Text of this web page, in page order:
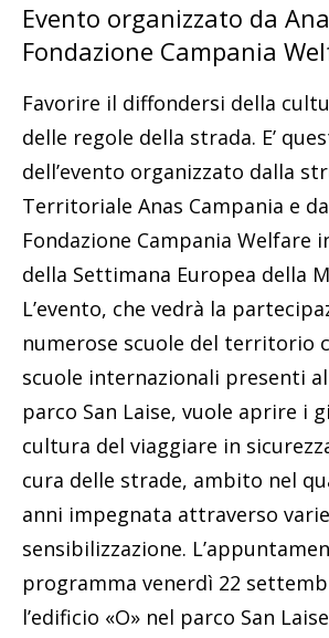
Evento organizzato da
Fondazione Campania
Favorire il diffondersi della
delle regole della strada. E’
dell’evento organizzato dalla
Territoriale Anas Campania e
Fondazione Campania Welfare
della Settimana Europea della
L’evento, che vedrà la
numerose scuole del territorio
scuole internazionali presenti
parco San Laise, vuole aprire i
cultura del viaggiare in
cura delle strade, ambito nel
anni impegnata attraverso
sensibilizzazione.
programma venerdì 22
l’edificio «O» nel parco San